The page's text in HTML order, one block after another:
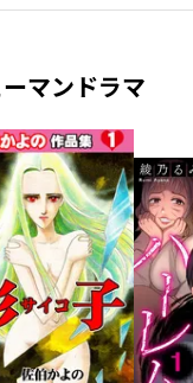
ーマンドラマ